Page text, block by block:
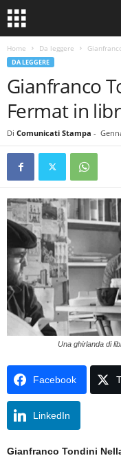
Home Da leggere
DA LEGGERE
Gianfranco
Fermat in
Di Comunicati Stampa -
Una ghirlanda di
Facebook
LinkedIn
Gianfranco Tondini